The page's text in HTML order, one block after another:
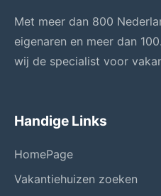
Met meer dan 800
eigenaren en meer dan
wij de specialist voor
Handige Links
HomePage
Vakantiehuizen zoeken